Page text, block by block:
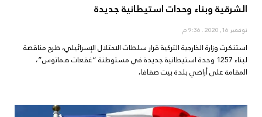
الشرقية وبناء وحدات استيطانية جديدة
نوفمبر 16, 2020
استنكرت وزارة الخارجية التركية قرار سلطات الاحتلال الإسرائيلي، طرح مناقصة
لبناء 1257 وحدة استيطانية جديدة في مستوطنة “غفعات هماتوس”،
المقامة على أراضي بلدة بيت صفافا،